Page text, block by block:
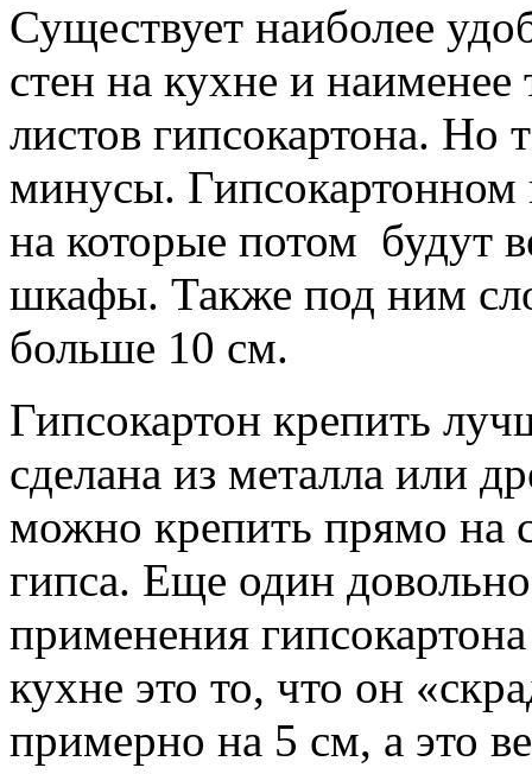
Существует наиболее
стен на кухне и
листов гипсокартона. Но
минусы. Гипсокартонном
на которые потом будут
шкафы. Также под ним
больше 10 см.
Гипсокартон крепить
сделана из металла или
можно крепить прямо на
гипса. Еще один
применения
кухне это то, что он
примерно на 5 см, а это